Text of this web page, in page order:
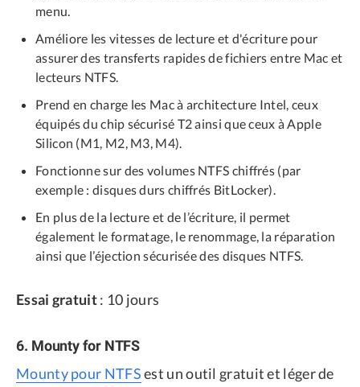
menu.
Améliore les vitesses de lecture et d'écriture pour
assurer des transferts rapides de fichiers entre Mac et
lecteurs NTFS.
Prend en charge les Mac à architecture Intel, ceux
équipés du chip sécurisé T2 ainsi que ceux à Apple
Silicon (M1, M2, M3, M4).
Fonctionne sur des volumes NTFS chiffrés (par
exemple : disques durs chiffrés BitLocker).
En plus de la lecture et de l’écriture, il permet
également le formatage, le renommage, la réparation
ainsi que l’éjection sécurisée des disques NTFS.
Essai gratuit: 10 jours
6. Mounty for NTFS
Mounty pour NTFSest un outil gratuit et léger de